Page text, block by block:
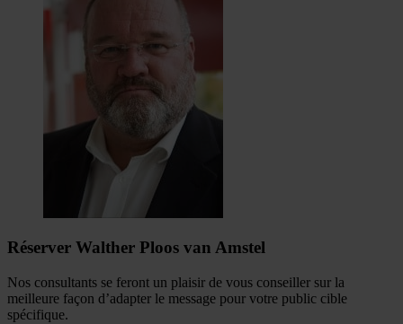
Réserver Walther Ploos van Amstel
Nos consultants se feront un plaisir de vous conseiller sur la
meilleure façon d’adapter le message pour votre public cible
spécifique.